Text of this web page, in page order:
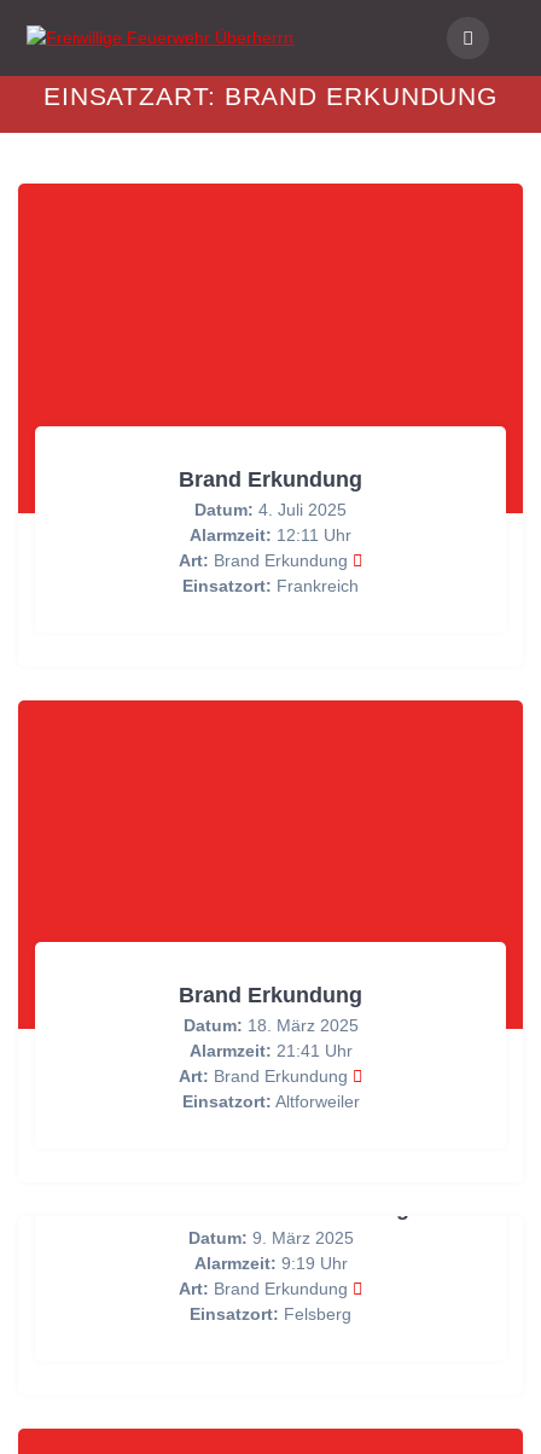
to
EINSATZART: BRAND ERKUNDUNG
Brand Erkundung
Datum: 4. Juli 2025
Alarmzeit: 12:11 Uhr
Art: Brand Erkundung
Einsatzort: Frankreich
Brand Erkundung
Datum: 18. März 2025
Alarmzeit: 21:41 Uhr
Art: Brand Erkundung
Einsatzort: Altforweiler
Datum: 9. März 2025
Alarmzeit: 9:19 Uhr
Art: Brand Erkundung
Einsatzort: Felsberg